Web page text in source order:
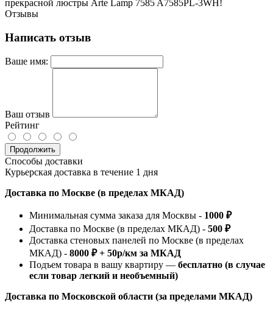
прекрасной люстры Arte Lamp 7585 A7585PL-3WH!
Отзывы
Написать отзыв
Ваше имя:
Ваш отзыв
Рейтинг
Продолжить
Способы доставки
Курьерская доставка в течение 1 дня
Доставка по Москве (в пределах МКАД)
Минимальная сумма заказа для Москвы - 1000 ₽
Доставка по Москве (в пределах МКАД) - 500 ₽
Доставка стеновых панелей по Москве (в пределах
МКАД) - 8000 ₽ + 50р/км за МКАД
Подъем товара в вашу квартиру — бесплатно (в случае
если товар легкий и необъемный)
Доставка по Московской области (за пределами МКАД)